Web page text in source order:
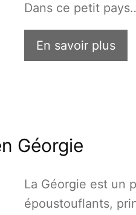
Dans ce petit
En savoir plus
Géorgie
La Géorgie est un
époustouflants,